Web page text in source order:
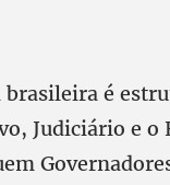
brasileira é
Judiciário e o